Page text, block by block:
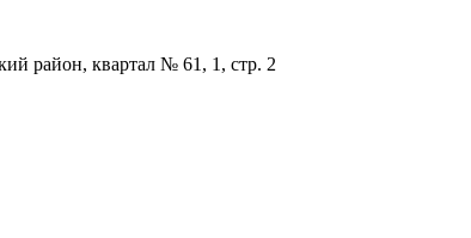
район, квартал № 61, 1, стр. 2